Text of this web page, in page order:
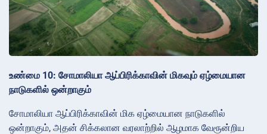
உண்மை 10: சோமாலியா ஆப்பிரிக்காவின் மிகவும் ஏழ்மையான
நாடுகளில் ஒன்றாகும்
சோமாலியா ஆப்பிரிக்காவின் மிக ஏழ்மையான நாடுகளில்
ஒன்றாகும், அதன் சிக்கலான வரலாற்றில் ஆழமாக வேரூன்றிய